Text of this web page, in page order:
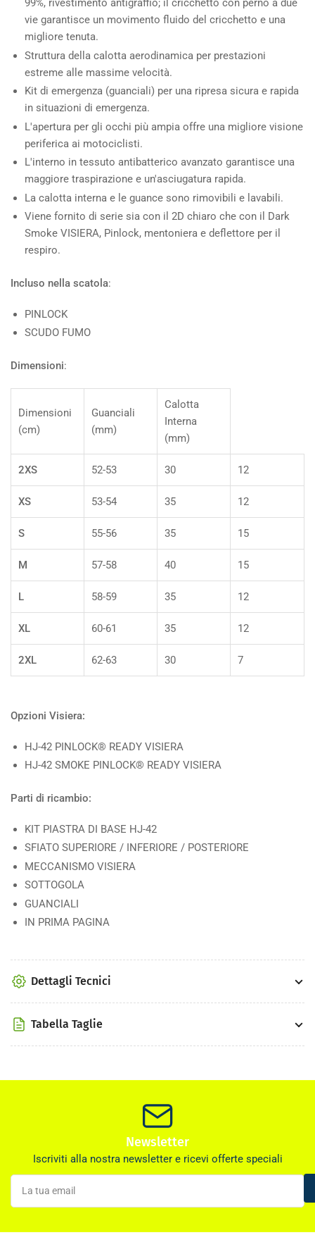
99%, rivestimento antigraffio; il cricchetto con perno a due
vie garantisce un movimento fluido del cricchetto e una
migliore tenuta.
Struttura della calotta aerodinamica per prestazioni
estreme alle massime velocità.
Kit di emergenza (guanciali) per una ripresa sicura e rapida
in situazioni di emergenza.
L'apertura per gli occhi più ampia offre una migliore visione
periferica ai motociclisti.
L'interno in tessuto antibatterico avanzato garantisce una
maggiore traspirazione e un'asciugatura rapida.
La calotta interna e le guance sono rimovibili e lavabili.
Viene fornito di serie sia con il 2D chiaro che con il Dark
Smoke VISIERA, Pinlock, mentoniera e deflettore per il
respiro.
Incluso nella scatola:
PINLOCK
SCUDO FUMO
Dimensioni:
Dimensioni
(cm)
Guanciali
(mm)
Calotta
Interna
(mm)
2XS 52-53 30 12
XS 53-54 35 12
S 55-56 35 15
M 57-58 40 15
L 58-59 35 12
XL 60-61 35 12
2XL 62-63 30 7
Opzioni Visiera:
HJ-42 PINLOCK® READY VISIERA
HJ-42 SMOKE PINLOCK® READY VISIERA
Parti di ricambio:
KIT PIASTRA DI BASE HJ-42
SFIATO SUPERIORE / INFERIORE / POSTERIORE
MECCANISMO VISIERA
SOTTOGOLA
GUANCIALI
IN PRIMA PAGINA
Dettagli Tecnici
Tabella Taglie
Newsletter
Iscriviti alla nostra newsletter e ricevi offerte speciali
La
tua
email